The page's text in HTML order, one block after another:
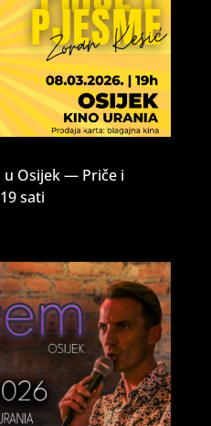
u Osijek — Priče i
sati